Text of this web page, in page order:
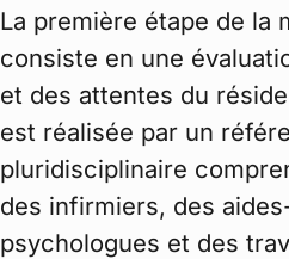
La première étape de la
consiste en une
et des attentes du
est réalisée par un
pluridisciplinaire
des infirmiers, des
psychologues et des